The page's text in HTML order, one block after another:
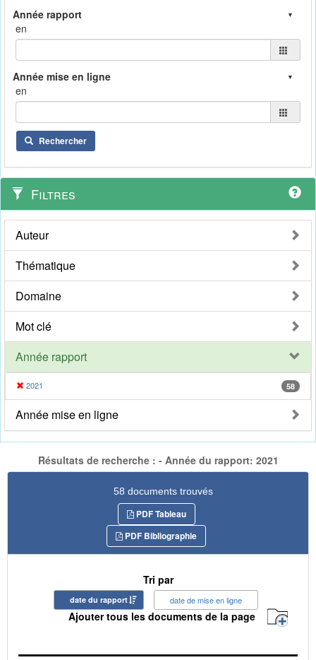
en
en
Rechercher
Filtres
Auteur
Thématique
Domaine
Mot clé
Année rapport
2021 58
Année mise en ligne
Résultats de recherche : - Année du rapport: 2021
58 documents trouvés
PDF Tableau
PDF Bibliographie
Tri par
date du rapport date de mise en ligne
Ajouter tous les documents de la page